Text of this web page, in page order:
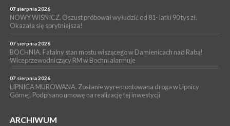
07 sierpnia 2026
NOWY WIŚNICZ. Oszust próbował wyłudzić od 81- latki 90 tys zł.
Okazała się sprytniejsza!
07 sierpnia 2026
BOCHNIA. Fatalny stan mostu wiszącego w Damienicach nad Rabą!
Wiceprzewodniczący RM w Bochni alarmuje
07 sierpnia 2026
LIPNICA MUROWANA. Zostanie wyremontowana droga w Lipnicy
Górnej. Podpisano umowę na realizację tej inwestycji
ARCHIWUM